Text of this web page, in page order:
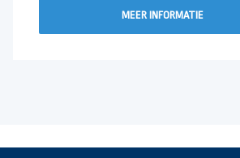
MEER INFORMATIE